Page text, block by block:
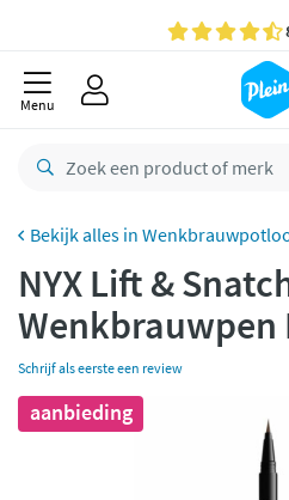
Gratis
Gratis
Betaal met
Menu
NYX Lift &
Wenkbrauwpen
Schrijf als eerste een review
aanbieding